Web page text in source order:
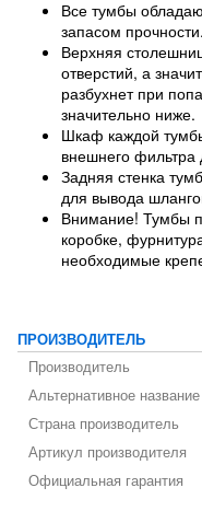
Все тумбы
запасом прочности.
Верхняя
отверстий, а
разбухнет при
значительно ниже.
Шкаф каждой
внешнего фильтра
Задняя стенка
для вывода
Внимание! Тумбы
коробке,
необходимые
ПРОИЗВОДИТЕЛЬ
Производитель
Альтернативное название
Страна производитель
Артикул производителя
Официальная гарантия